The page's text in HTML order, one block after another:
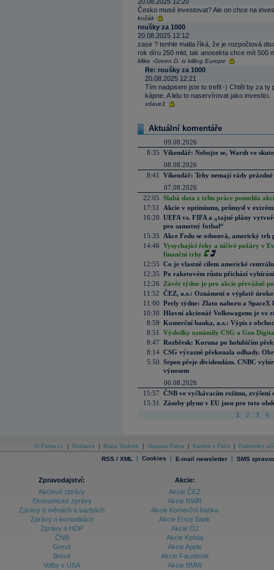
Česko musé investovat? Ale on chce na
kočák
roušky za 1000
20.08.2025 12:12
zase ? tenhle matla říká, že je rozpočtová
rok díru 250 mld, tak anosekta chce mít 500
Mike -Green D. is killing Europe
Re: roušky za 1000
20.08.2025 12:21
Tím nadpisem jste to trefil:-) Chtěl by za
kápne. A lidu to naservírovat jako investici.
xdave1
Aktuální komentáře
09.08.2026
8:35 Víkendář: Nebojte se, Warsh ve
08.08.2026
8:41
Víkendář: Trhy nemají rády prázdné
07.08.2026
22:05 Slabá data z trhu práce pomohla
17:51
Akcie v optimismu, průmysl v
16:20 UEFA vs. FIFA a „tajné plány
pro samotný fotbal“
15:35
Akce Fedu se odsouvá, americký
14:46 Vysychající řeky a ničivé požáry v
finanční trhy
12:55 Co je vlastně cílem americké
12:35 Po raketovém růstu přichází
12:26
Závěr týdne je pro akcie převážně
11:52 ČEZ, a.s.: Oznámení o výplatě
11:00 Perly týdne: Zlato nahoru a SpaceX
10:30 Hlavní akcionář Volkswagenu je ve
8:59 Komerční banka, a.s.: Výpis z
8:51
Výsledky oznámily CSG a Gen
8:47 Rozbřesk: Koruna po holubičím
8:14 CSG výrazně překonala odhady.
5:50 Srpen přeje dividendám. CNBC
výnosem
06.08.2026
15:57 ČNB ve vyčkávacím režimu, zvýšení
15:31
Zásoby plynu v EU jsou pro toto
1 2 3 4
O Patria.cz Reklama Mapa Stránek Skupina Patria Kariéra v Patrii Podmínky
RSS / XML | Cookies | E-mail newsletter | SMS
Zpravodajství:
Akciové zprávy
Ekonomické zprávy
Zprávy o měnách a sazbách
Zprávy o komoditách
Zprávy o HDP
ČNB
Grexit
Brexit
Volby v USA
Akcie:
Akcie ČEZ
Akcie NWR
Akcie Komerční banka
Akcie Erste Bank
Akcie O2
Akcie Kofola
Akcie Apple
Akcie Facebook
Akcie BMW